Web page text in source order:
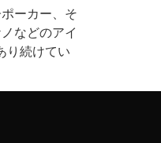
ーカー、そ
などのアイ
り続けてい